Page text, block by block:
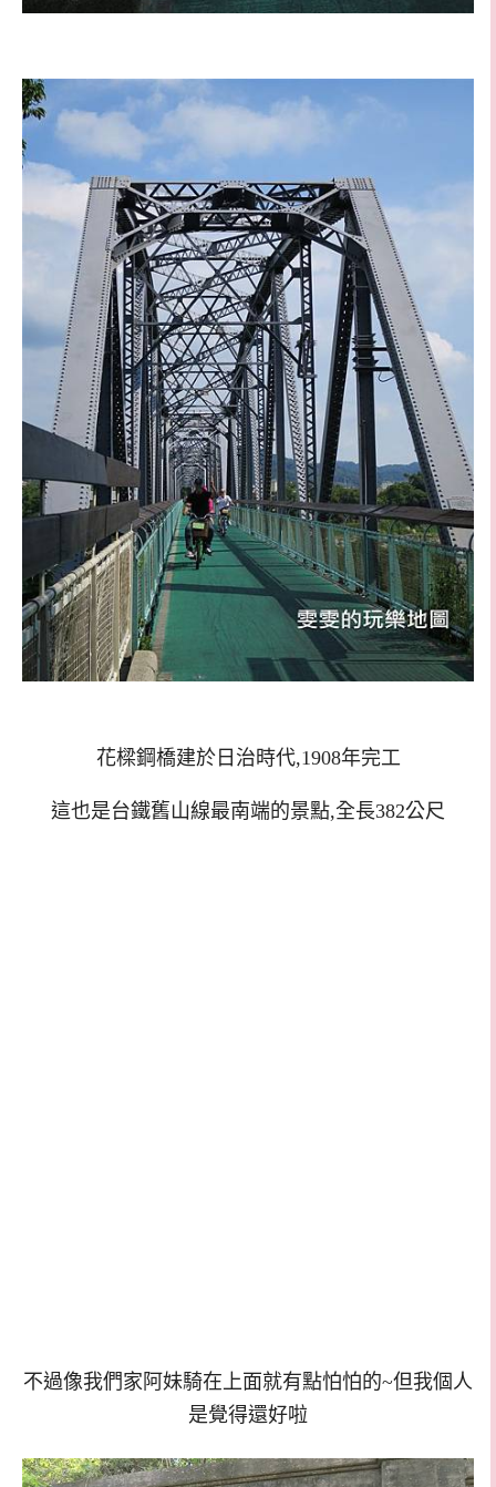
花樑鋼橋建於日治時代,1908年完工
這也是台鐵舊山線最南端的景點,全長382公尺
不過像我們家阿妹騎在上面就有點怕怕的~但我個人
是覺得還好啦